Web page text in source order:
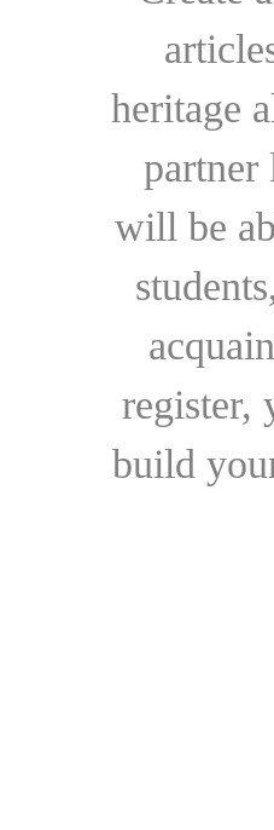
heritage
partner
will be
register,
build